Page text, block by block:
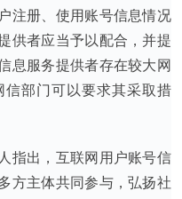
注册、使用账号信息情况
供者应当予以配合，并提
息服务提供者存在较大网
部门可以要求其采取措
指出，互联网用户账号信
方主体共同参与，弘扬社